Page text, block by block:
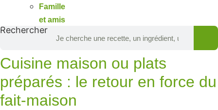
Famille
et amis
Rechercher
Cuisine maison ou plats
préparés : le retour en force du
fait-maison